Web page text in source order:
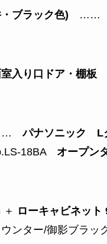
ブラック色)
……
入り口ドア・棚板
パナソニック
18BA オープン
＋ ローキャビネット
ウンター/御影ブラッ